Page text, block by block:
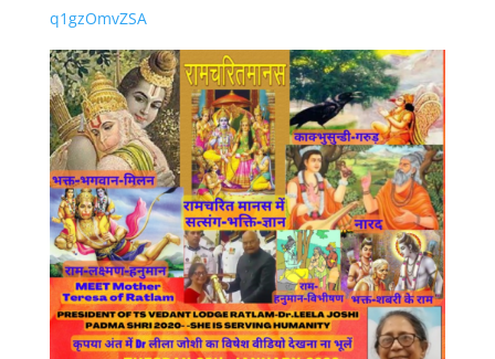
q1gzOmvZSA